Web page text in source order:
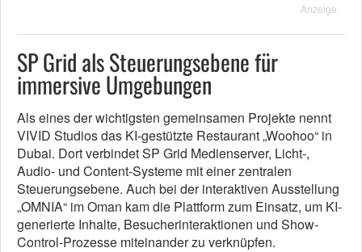
Anzeige
SP Grid als Steuerungsebene für
immersive Umgebungen
Als eines der wichtigsten gemeinsamen Projekte nennt
VIVID Studios das KI-gestützte Restaurant „Woohoo“ in
Dubai. Dort verbindet SP Grid Medienserver, Licht-,
Audio- und Content-Systeme mit einer zentralen
Steuerungsebene. Auch bei der interaktiven Ausstellung
„OMNIA“ im Oman kam die Plattform zum Einsatz, um KI-
generierte Inhalte, Besucherinteraktionen und Show-
Control-Prozesse miteinander zu verknüpfen.